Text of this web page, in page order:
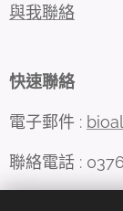
與我聯絡
快速聯絡
電子郵件 :
聯絡電話 :